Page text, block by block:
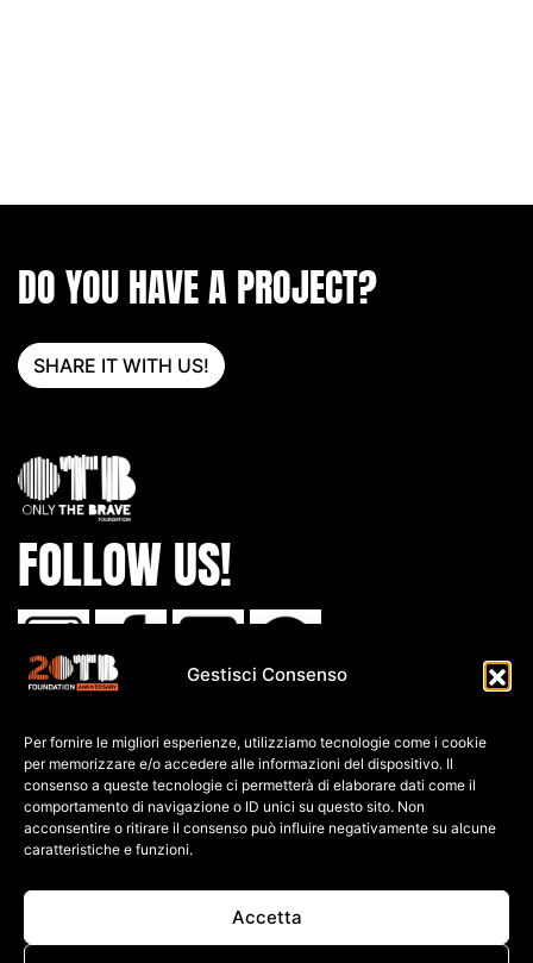
Gestisci Consenso
Per fornire le migliori esperienze, utilizziamo tecnologie come i cookie
per memorizzare e/o accedere alle informazioni del dispositivo. Il
consenso a queste tecnologie ci permetterà di elaborare dati come il
comportamento di navigazione o ID unici su questo sito. Non
acconsentire o ritirare il consenso può influire negativamente su alcune
caratteristiche e funzioni.
Accetta
DO YOU HAVE A PROJECT?
SHARE IT WITH US!
FOLLOW US!
IT80 L030 6909 6061 0000 0139 761
C.F: 91026690247
P.IVA: 04552060248
COOKIE POLICY